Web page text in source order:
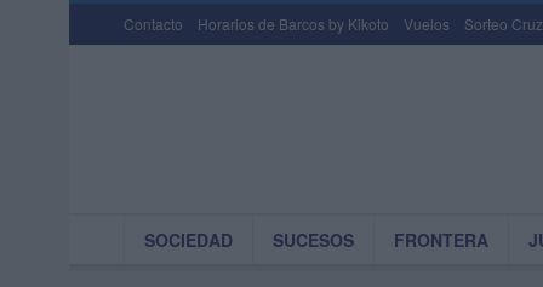
Contacto Horarios de Barcos by Kikoto Vuelos Sorteo
SOCIEDAD SUCESOS FRONTERA